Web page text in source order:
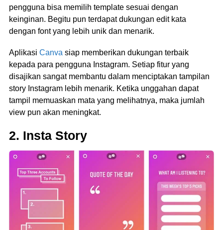
pengguna bisa memilih template sesuai dengan
keinginan. Begitu pun terdapat dukungan edit kata
dengan font yang lebih unik dan menarik.
Aplikasi Canva siap memberikan dukungan terbaik
kepada para pengguna Instagram. Setiap fitur yang
disajikan sangat membantu dalam menciptakan tampilan
story Instagram lebih menarik. Ketika unggahan dapat
tampil memuaskan mata yang melihatnya, maka jumlah
view pun akan meningkat.
2. Insta Story